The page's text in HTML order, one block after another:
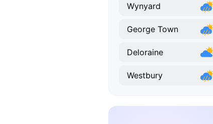
Wynyard
George Town
Deloraine
Westbury